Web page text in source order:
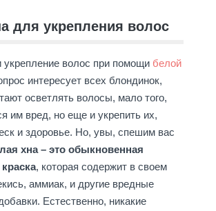
для укрепления волос
волос при помощи белой
интересует всех блондинок,
осветлять волосы, мало того,
им вред, но еще и укрепить их,
и здоровье. Но, увы, спешим вас
хна – это обыкновенная
, которая содержит в своем
аммиак, и другие вредные
Естественно, никакие